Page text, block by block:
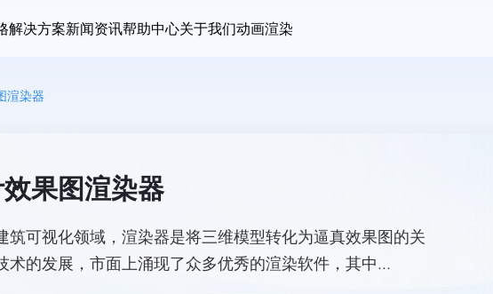
解决方案新闻资讯帮助中心关于我们动画渲染
渲染器
果图渲染器
筑可视化领域，渲染器是将三维模型转化为逼真效果图的关
术的发展，市面上涌现了众多优秀的渲染软件，其中